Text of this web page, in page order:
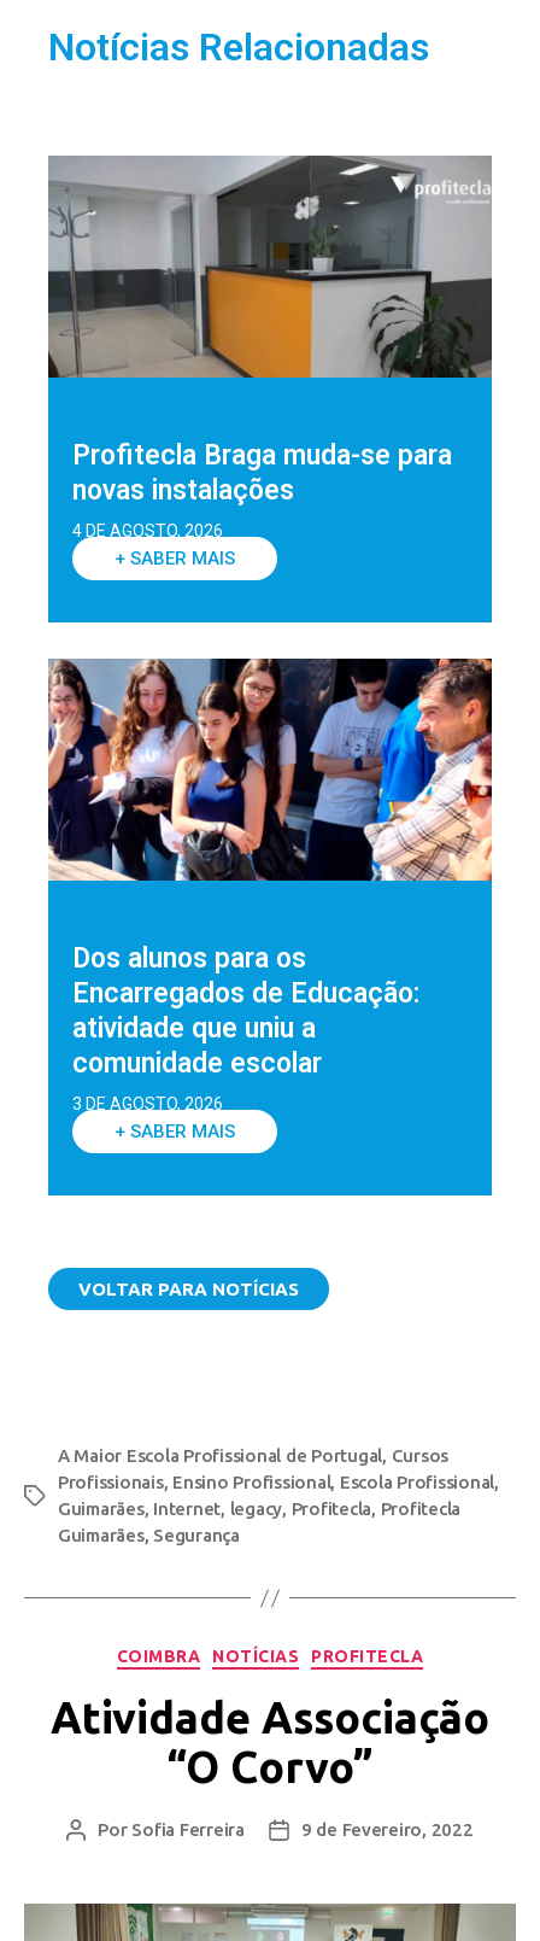
Notícias Relacionadas
Profitecla Braga muda-se para
novas instalações
4 DE AGOSTO, 2026
+ SABER MAIS
Dos alunos para os
Encarregados de Educação:
atividade que uniu a
comunidade escolar
3 DE AGOSTO, 2026
+ SABER MAIS
VOLTAR PARA NOTÍCIAS
A Maior Escola Profissional de Portugal, Cursos
Profissionais, Ensino Profissional, Escola Profissional,
Guimarães, Internet, legacy, Profitecla, Profitecla
Guimarães, Segurança
COIMBRA NOTÍCIAS PROFITECLA
Atividade Associação
“O Corvo”
Por Sofia Ferreira 9 de Fevereiro, 2022